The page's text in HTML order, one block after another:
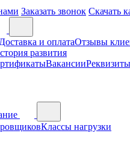
Заказать звонок Скачать
Доставка и оплатаОтзывы
развития
ВакансииРеквизиты
Классы нагрузки